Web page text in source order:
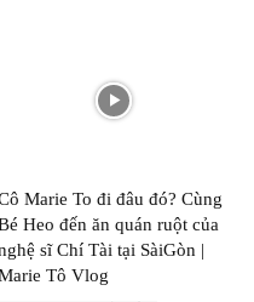
Marie To đi đâu đó? Cùng
Heo đến ăn quán ruột của
sĩ Chí Tài tại SàiGòn |
Tô Vlog